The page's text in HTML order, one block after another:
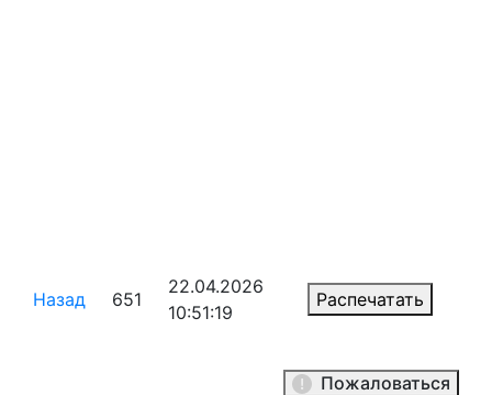
Назад 651
22.04.2026
10:51:19
Распечатать
Пожаловаться